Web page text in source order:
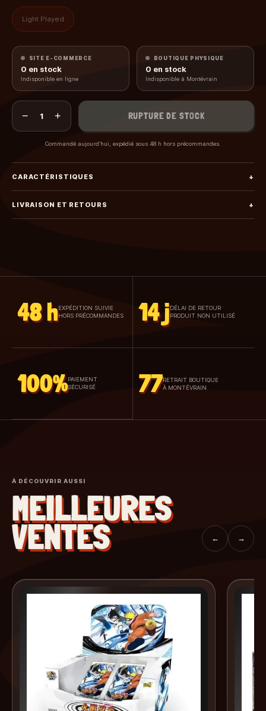
Light Played
SITE E-COMMERCE
0 en stock
Indisponible en ligne
BOUTIQUE PHYSIQUE
0 en stock
Indisponible à Montévrain
− 1 + RUPTURE DE STOCK
Commandé aujourd’hui, expédié sous 48 h hors précommandes.
CARACTÉRISTIQUES +
LIVRAISON ET RETOURS +
48 h EXPÉDITION SUIVIE
HORS PRÉCOMMANDES
14 jDÉLAI DE RETOUR
PRODUIT NON UTILISÉ
100% PAIEMENT
SÉCURISÉ
77RETRAIT BOUTIQUE
À MONTÉVRAIN
À DÉCOUVRIR AUSSI
MEILLEURES
VENTES ← →